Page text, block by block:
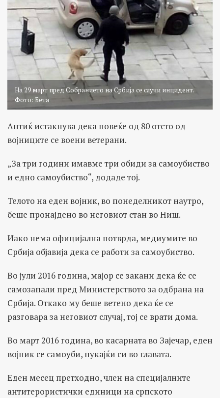
На 29 март пред Собранието на Србија се случи инцидент.
Фото: Бета
Антиќ истакнува дека повеќе од 80 отсто од
војниците се воени ветерани.
„За три години имавме три обиди за самоубиство
и едно самоубиство“, додаде тој.
Телото на еден војник, во понеделникот наутро,
беше пронајдено во неговиот стан во Ниш.
Иако нема официјална потврда, медиумите во
Србија објавија дека се работи за самоубиство.
Во јули 2016 година, мајор се закани дека ќе се
самозапали пред Министерството за одбрана на
Србија. Откако му беше ветено дека ќе се
разговара за неговиот случај, тој се врати дома.
Во март 2016 година, во касарната во Зајечар, еден
војник се самоуби, пукајќи си во главата.
Еден месец претходно, член на специјалните
антитерористички единици на српското